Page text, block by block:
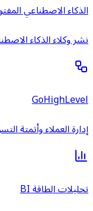
الذكاء الاصطناعي
نشر وكلاء الذكاء
GoHighLevel
إدارة العملاء وأتمتة
تحليلات الطاقة BI